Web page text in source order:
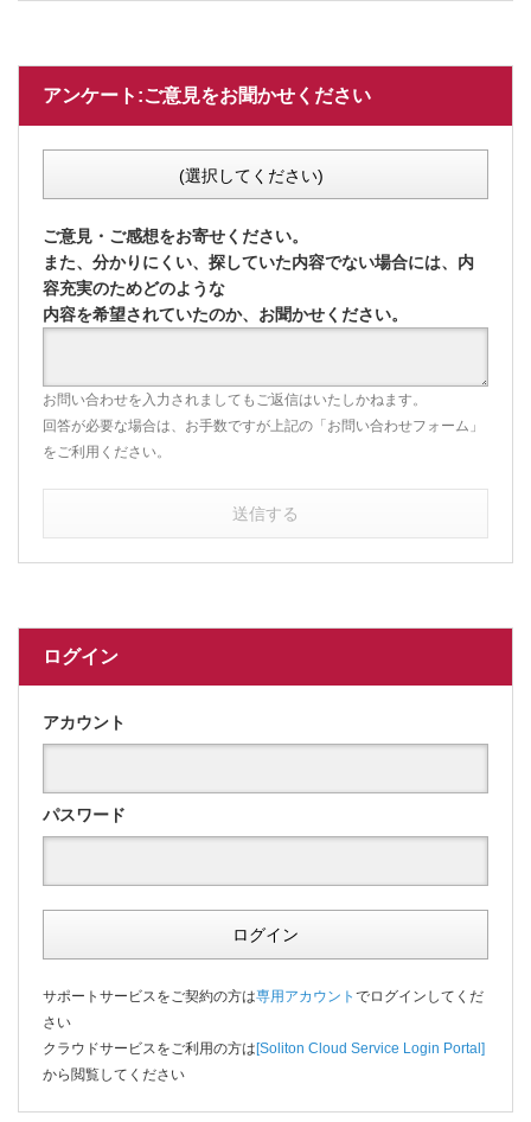
アンケート:ご意見をお聞かせください
(選択してください)
ご意見・ご感想をお寄せください。
また、分かりにくい、探していた内容でない場合には、内
容充実のためどのような
内容を希望されていたのか、お聞かせください。
お問い合わせを入力されましてもご返信はいたしかねます。
回答が必要な場合は、お手数ですが上記の「お問い合わせフォーム」
をご利用ください。
送信する
ログイン
アカウント
パスワード
ログイン
サポートサービスをご契約の方は専用アカウント でログインしてくだ
さい
クラウドサービスをご利用の方は[Soliton Cloud Service Login Portal]
から閲覧してください